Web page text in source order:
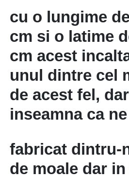
cu o lungime
cm si o latime
cm acest
unul dintre cel
de acest fel,
inseamna ca
fabricat dintru-
de moale dar